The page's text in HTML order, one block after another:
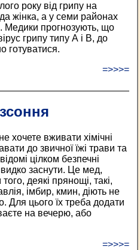
року від грипу на
жінка, а у семи районах
Медики прогнозують, що
грипу типу А і В, до
готуватися.
=>>>=
хочете вживати хімічні
до звичної їжі трави та
цілком безпечні
заснути. Це мед,
деякі прянощі, такі,
імбир, кмин, діють не
Для цього їх треба додати
на вечерю, або
=>>>=